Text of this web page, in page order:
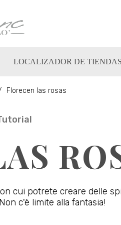
LOCALIZADOR DE TIENDAS
Florecen las rosas
cui potrete creare delle
c'è limite alla fantasia!